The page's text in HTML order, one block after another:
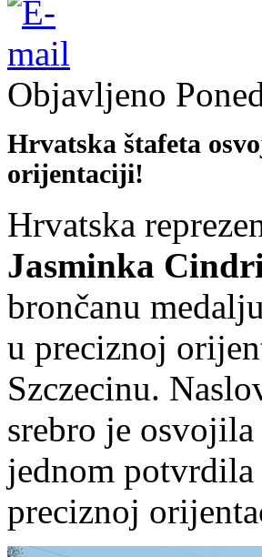
Objavljeno
Hrvatska štafeta
orijentaciji!
Hrvatska
Jasminka
brončanu
u preciznoj
Szczecinu.
srebro je
jednom potvrdila
preciznoj